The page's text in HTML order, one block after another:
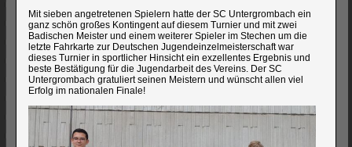
Mit sieben angetretenen Spielern hatte der SC Untergrombach ein
ganz schön großes Kontingent auf diesem Turnier und mit zwei
Badischen Meister und einem weiterer Spieler im Stechen um die
letzte Fahrkarte zur Deutschen Jugendeinzelmeisterschaft war
dieses Turnier in sportlicher Hinsicht ein exzellentes Ergebnis und
beste Bestätigung für die Jugendarbeit des Vereins. Der SC
Untergrombach gratuliert seinen Meistern und wünscht allen viel
Erfolg im nationalen Finale!